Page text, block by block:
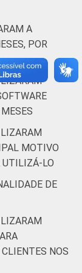
17 80
3 95
14 83
de
da
de
A
POR
MOTIVO
UTILIZÁ-LO
DE
NOS